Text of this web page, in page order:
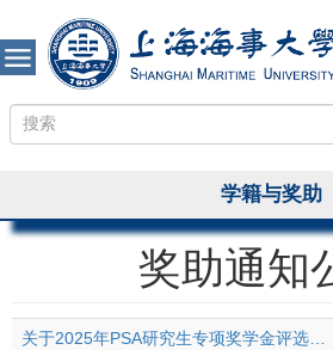
学籍与奖助
奖助通知